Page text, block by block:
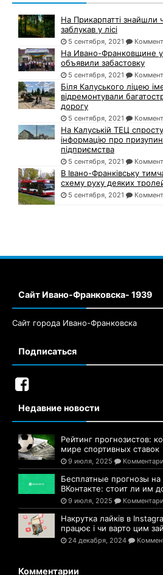
На Прикарпатті знайшли
заблукав у лісі
5 сентября, 2021
На Ивано-Франковщине
объявили забастовку
5 сентября, 2021
Біля Калуського ліцею
відремонтували
дорогу
5 сентября, 2021
На Калуській ТЕЦ
інформацію про
підприємства
5 сентября, 2021
В Івано-Франківську
схему руху деяких
5 сентября, 2021
Сайт Ивано-Франковска- 1939
Сайт города Ивано-Франковска
Подписаться
Недавние новости
Рейтинг прогнозистов:
мире спортивных ставок
9 июля, 2025
Бесплатные прогнозы на
ВКонтакте: стоит ли им
9 июля, 2025
Накрутка лайків в
працює і чи варто цим
24 декабря, 2024
Комментарии